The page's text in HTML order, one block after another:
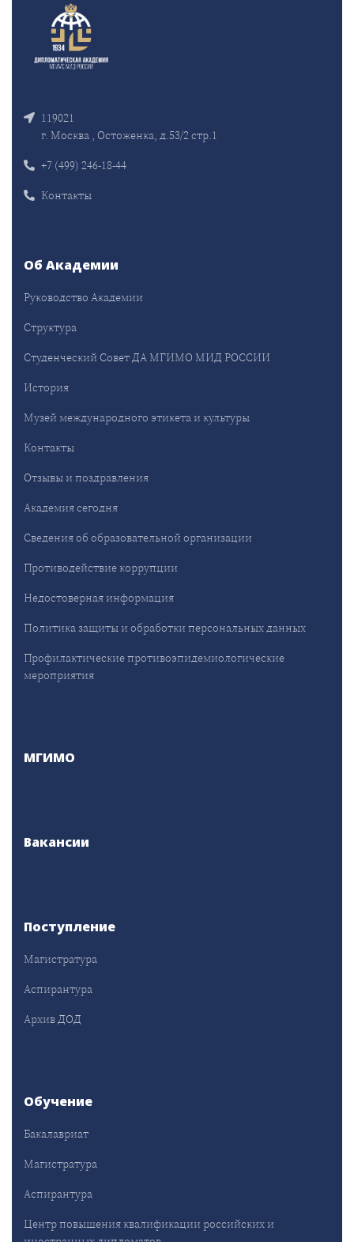
119021
г. Москва , Остоженка, д.53/2 стр.1
+7 (499) 246-18-44
Контакты
Об Академии
Руководство Академии
Структура
Студенческий Совет ДА МГИМО МИД РОССИИ
История
Музей международного этикета и культуры
Контакты
Отзывы и поздравления
Академия сегодня
Сведения об образовательной организации
Противодействие коррупции
Недостоверная информация
Политика защиты и обработки персональных данных
Профилактические противоэпидемиологические
мероприятия
МГИМО
Вакансии
Поступление
Магистратура
Аспирантура
Архив ДОД
Обучение
Бакалавриат
Магистратура
Аспирантура
Центр повышения квалификации российских и